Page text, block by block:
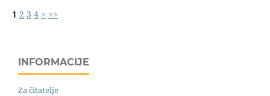
1 2 3 4 > >>
INFORMACIJE
Za čitatelje